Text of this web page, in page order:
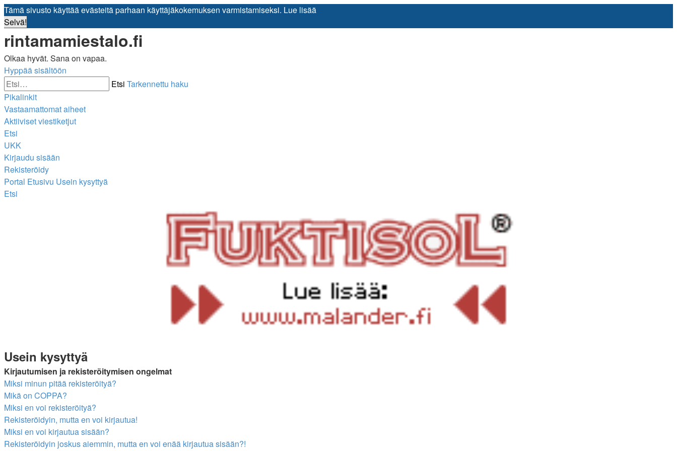
Tämä sivusto käyttää evästeitä parhaan käyttäjäkokemuksen varmistamiseksi. Lue lisää
Selvä!
rintamamiestalo.fi
Olkaa hyvät. Sana on vapaa.
Hyppää sisältöön
Etsi Tarkennettu haku
Pikalinkit
Vastaamattomat aiheet
Aktiiviset viestiketjut
Etsi
UKK
Kirjaudu sisään
Rekisteröidy
Portal Etusivu Usein kysyttyä
Etsi
Usein kysyttyä
Kirjautumisen ja rekisteröitymisen ongelmat
Miksi minun pitää rekisteröityä?
Mikä on COPPA?
Miksi en voi rekisteröityä?
Rekisteröidyin, mutta en voi kirjautua!
Miksi en voi kirjautua sisään?
Rekisteröidyin joskus aiemmin, mutta en voi enää kirjautua sisään?!